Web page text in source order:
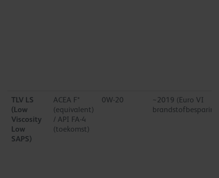
TLV LS
(Low
Viscosity
Low
SAPS)
ACEA F*
(equivalent)
/ API FA-4
(toekomst)
0W-20
~2019 (Euro VI